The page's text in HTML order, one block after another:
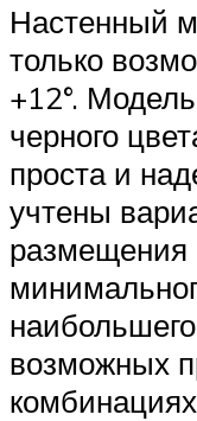
Настенный
только
+12°.
черного
проста и
учтены
размещения
возможных